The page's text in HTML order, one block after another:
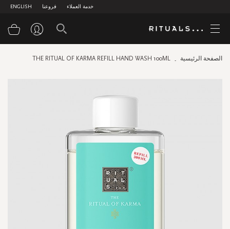
ENGLISH فروعنا خدمة العملاء
الصفحة الرئيسية THE RITUAL OF KARMA REFILL HAND WASH 100ML